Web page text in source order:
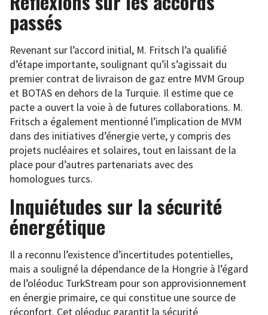
passés
Revenant sur l’accord initial, M. Fritsch l’a qualifié
d’étape importante, soulignant qu’il s’agissait du
premier contrat de livraison de gaz entre MVM Group
et BOTAS en dehors de la Turquie. Il estime que ce
pacte a ouvert la voie à de futures collaborations. M.
Fritsch a également mentionné l’implication de MVM
dans des initiatives d’énergie verte, y compris des
projets nucléaires et solaires, tout en laissant de la
place pour d’autres partenariats avec des
homologues turcs.
Inquiétudes sur la sécurité
énergétique
Il a reconnu l’existence d’incertitudes potentielles,
mais a souligné la dépendance de la Hongrie à l’égard
de l’oléoduc TurkStream pour son approvisionnement
en énergie primaire, ce qui constitue une source de
réconfort. Cet oléoduc garantit la sécurité